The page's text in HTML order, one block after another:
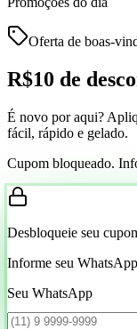
Oferta de boas-
R$10 de
É novo por aqui?
fácil, rápido e gelado.
Cupom bloqueado.
Desbloqueie seu
Informe seu
Seu WhatsApp